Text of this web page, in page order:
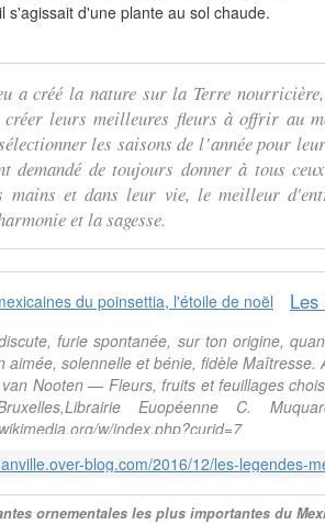
s'agissait d'une plante au sol chaude.
a créé la nature sur la Terre
créer leurs meilleures fleurs à offrir au
les saisons de l’année pour
demandé de toujours donner à tous
mains et dans leur vie, le meilleur
et la sagesse.
furie spontanée, sur ton origine,
aimée, solennelle et bénie, fidèle Maîtresse.
Nooten — Fleurs, fruits et feuillages
Euopéenne C.
w/index.php?curid=7
ornementales les plus importantes du